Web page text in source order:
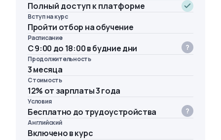
Полный доступ к платформе
Вступ на курс
Пройти отбор на обучение
Расписание
С 9:00 до 18:00 в будние дни
Продолжительность
3 месяца
Стоимость
12% от зарплаты 3 года
Условия
Бесплатно до трудоустройства
Английский
Включено в курс